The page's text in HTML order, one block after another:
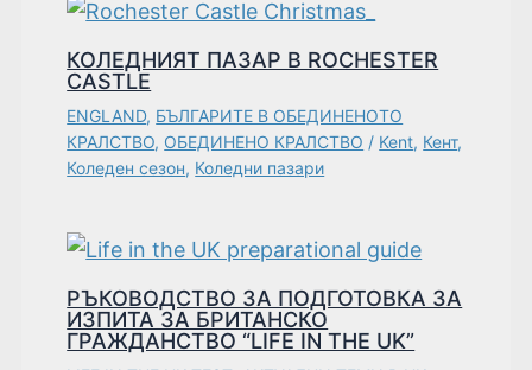
КОЛЕДНИЯТ ПАЗАР В ROCHESTER
CASTLE
ENGLAND, БЪЛГАРИТЕ В ОБЕДИНЕНОТО
КРАЛСТВО, ОБЕДИНЕНО КРАЛСТВО / Kent, Кент,
Коледен сезон, Коледни пазари
РЪКОВОДСТВО ЗА ПОДГОТОВКА ЗА
ИЗПИТА ЗА БРИТАНСКО
ГРАЖДАНСТВО “LIFE IN THE UK”